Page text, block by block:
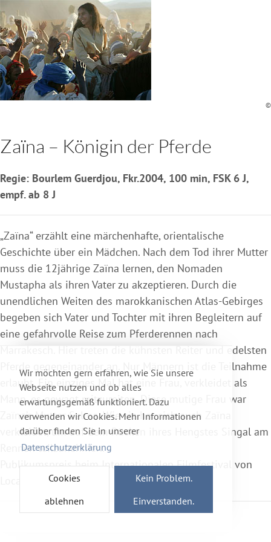
Wir möchten gern erfahren, wie Sie unsere
Webseite nutzen und ob alles
erwartungsgemäß funktioniert. Dazu
verwenden wir Cookies. Mehr Informationen
darüber finden Sie in unserer
Datenschutzerklärung
Cookies
ablehnen
Kein Problem.
Einverstanden.
©
Zaïna – Königin der Pferde
Regie: Bourlem Guerdjou, Fkr.2004, 100 min, FSK 6 J,
empf. ab 8 J
„Zaïna“ erzählt eine märchenhafte, orientalische
Geschichte über ein Mädchen. Nach dem Tod ihrer Mutter
muss die 12jährige Zaïna lernen, den Nomaden
Mustapha als ihren Vater zu akzeptieren. Durch die
unendlichen Weiten des marokkanischen Atlas-Gebirges
begeben sich Vater und Tochter mit ihren Begleitern auf
eine gefahrvolle Reise zum Pferderennen nach
Marrakesch. Hier treten die kühnsten Reiter und edelsten
Pferde gegeneinander an. Nur Männern ist die Teilnahme
erlaubt. Ein einziges Mal hat eine Frau, verkleidet als
Mann, es gewagt mitzureiten. Diese mutige Frau war
Zaïna’s Mutter Selma. Wie sie hat sich auch Zaïna
verkleidet, um auf dem Rücken ihres Hengstes Singal am
Rennen teilzunehmen.
Publikumspreis beim Internationalen Filmfestival von